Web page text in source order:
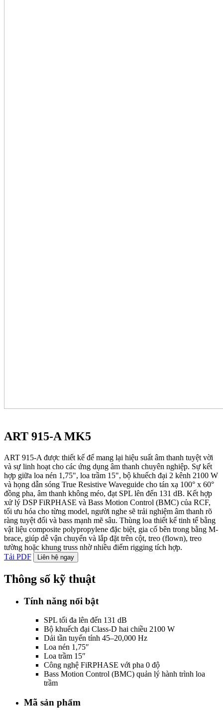
ART 915-A MK5
ART 915-A được thiết kế để mang lại hiệu suất âm thanh tuyệt vời
và sự linh hoạt cho các ứng dụng âm thanh chuyên nghiệp. Sự kết
hợp giữa loa nén 1,75", loa trầm 15", bộ khuếch đại 2 kênh 2100 W
và họng dẫn sóng True Resistive Waveguide cho tán xạ 100° x 60°
đồng pha, âm thanh không méo, đạt SPL lên đến 131 dB. Kết hợp
xử lý DSP FiRPHASE và Bass Motion Control (BMC) của RCF,
tối ưu hóa cho từng model, người nghe sẽ trải nghiệm âm thanh rõ
ràng tuyệt đối và bass mạnh mẽ sâu. Thùng loa thiết kế tinh tế bằng
vật liệu composite polypropylene đặc biệt, gia cố bên trong bằng M-
brace, giúp dễ vận chuyển và lắp đặt trên cột, treo (flown), treo
tường hoặc khung truss nhờ nhiều điểm rigging tích hợp.
Tải PDF
Liên hệ ngay
Thông số kỹ thuật
Tính năng nổi bật
SPL tối đa lên đến 131 dB
Bộ khuếch đại Class-D hai chiều 2100 W
Dải tần tuyến tính 45–20,000 Hz
Loa nén 1,75″
Loa trầm 15″
Công nghệ FiRPHASE với pha 0 độ
Bass Motion Control (BMC) quản lý hành trình loa
trầm
Mã sản phẩm